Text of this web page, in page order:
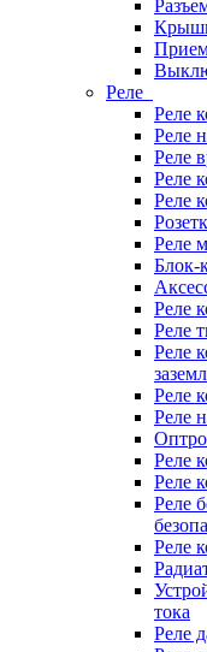
Реле
Реле
Реле
Реле
Реле
Реле
Реле
Блок-
Реле
Реле
Реле
Реле
Реле
Реле
Реле
Реле
Реле
тока
Реле